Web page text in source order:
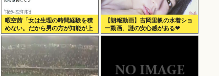
暇空茜「女は生理の時間経験を積
めない。だから男の方が知能が上
w」 こいつって過去に何かあった
のか？
【朗報動画】吉岡里帆の水着ショ
ー動画、謎の安心感がある❤